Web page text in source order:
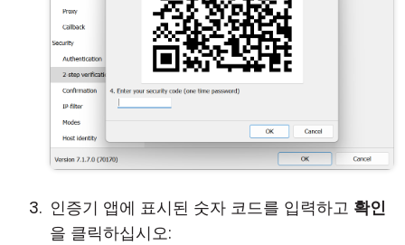
인증기 앱에 표시된 숫자 코드를 입력하고 확인
을 클릭하십시오: